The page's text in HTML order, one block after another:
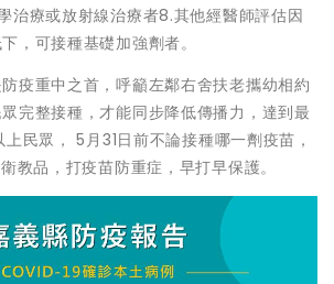
治療或放射線治療者8.其他經醫師評估因
，可接種基礎加強劑者。
疫重中之首，呼籲左鄰右舍扶老攜幼相約
完整接種，才能同步降低傳播力，達到最
民眾， 5月31日前不論接種哪一劑疫苗，
教品，打疫苗防重症，早打早保護。